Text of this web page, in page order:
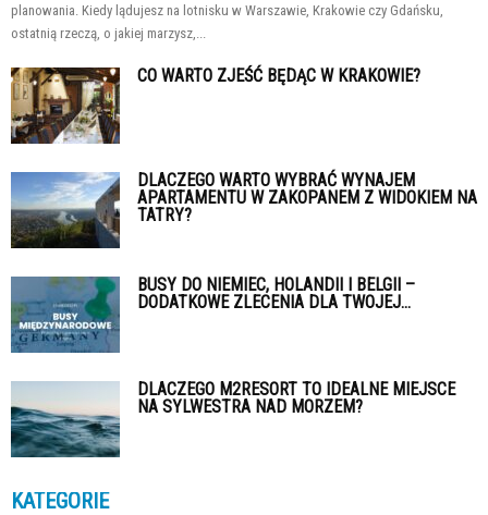
planowania. Kiedy lądujesz na lotnisku w Warszawie, Krakowie czy Gdańsku,
ostatnią rzeczą, o jakiej marzysz,...
CO WARTO ZJEŚĆ BĘDĄC W KRAKOWIE?
DLACZEGO WARTO WYBRAĆ WYNAJEM
APARTAMENTU W ZAKOPANEM Z WIDOKIEM NA
TATRY?
BUSY DO NIEMIEC, HOLANDII I BELGII –
DODATKOWE ZLECENIA DLA TWOJEJ...
DLACZEGO M2RESORT TO IDEALNE MIEJSCE
NA SYLWESTRA NAD MORZEM?
KATEGORIE